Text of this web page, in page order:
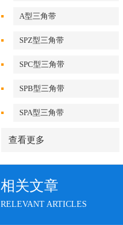
A型三角带
SPZ型三角带
SPC型三角带
SPB型三角带
SPA型三角带
查看更多
相关文章
RELEVANT ARTICLES